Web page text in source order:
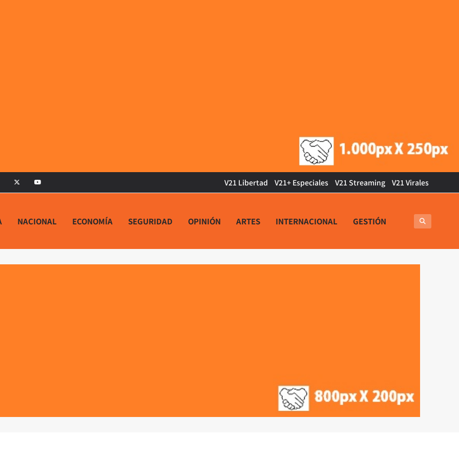
V21 Libertad V21+ Especiales V21 Streaming V21 Virales
NACIONAL ECONOMÍA SEGURIDAD OPINIÓN ARTES INTERNACIONAL GESTIÓN